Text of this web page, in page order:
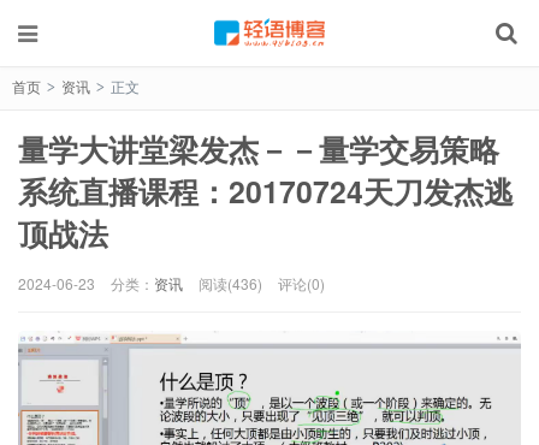
首页 > 资讯 > 正文
量学大讲堂梁发杰－－量学交易策略
系统直播课程：20170724天刀发杰逃
顶战法
2024-06-23 分类： 资讯 阅读(436) 评论(0)